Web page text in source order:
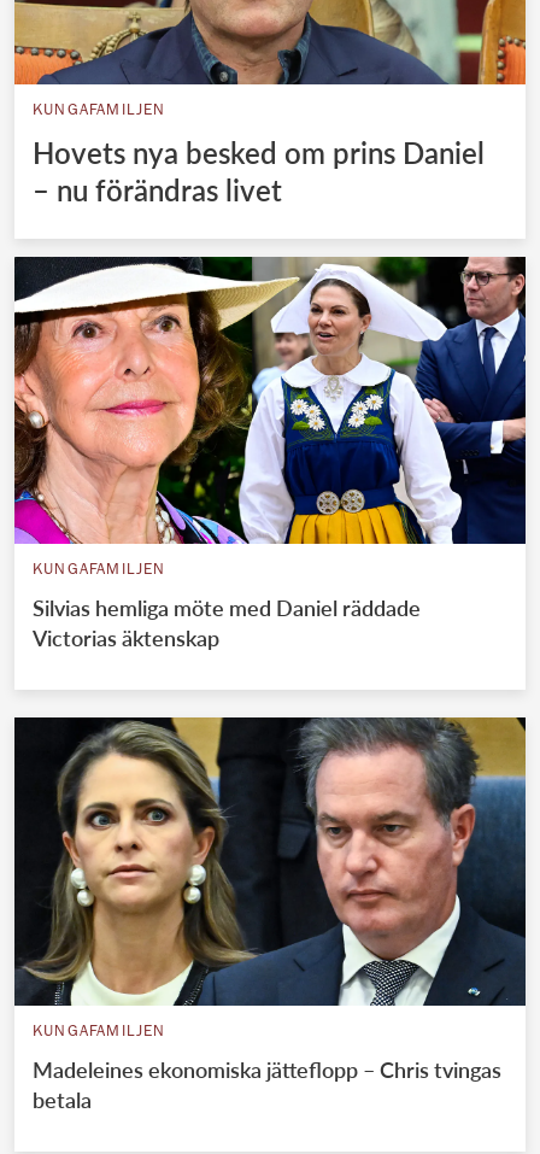
KUNGAFAMILJEN
Hovets nya besked om prins Daniel
– nu förändras livet
KUNGAFAMILJEN
Silvias hemliga möte med Daniel räddade
Victorias äktenskap
KUNGAFAMILJEN
Madeleines ekonomiska jätteflopp – Chris tvingas
betala